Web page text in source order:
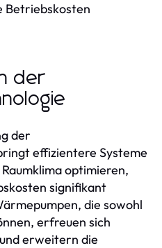
Betriebskosten
der
der
effizientere Systeme
optimieren,
signifikant
die sowohl
erfreuen sich
erweitern die